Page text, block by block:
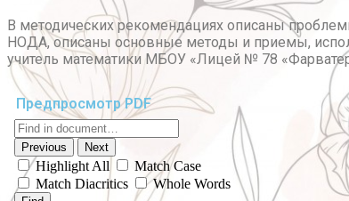
В методических рекомендациях описаны
НОДА, описаны основные методы и приемы,
учитель математики МБОУ «Лицей № 78
Предпросмотр PDF